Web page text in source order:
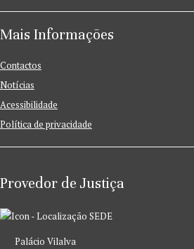
Mais Informações
Contactos
Notícias
Acessibilidade
Política de privacidade
Provedor de Justiça
SEDE
Palácio Vilalva